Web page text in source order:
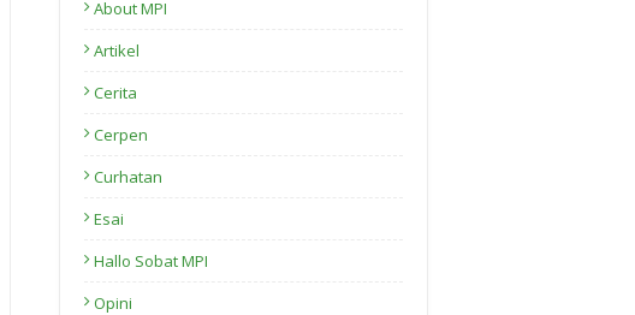
About MPI
Artikel
Cerita
Cerpen
Curhatan
Esai
Hallo Sobat MPI
Opini